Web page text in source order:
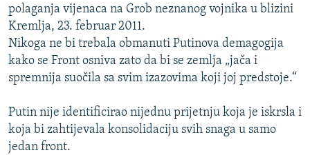
polaganja vijenaca na Grob neznanog vojnika u blizini
Kremlja, 23. februar 2011.
Nikoga ne bi trebala obmanuti Putinova demagogija
kako se Front osniva zato da bi se zemlja „jača i
spremnija suočila sa svim izazovima koji joj predstoje.“
Putin nije identificirao nijednu prijetnju koja je iskrsla i
koja bi zahtijevala konsolidaciju svih snaga u samo
jedan front.